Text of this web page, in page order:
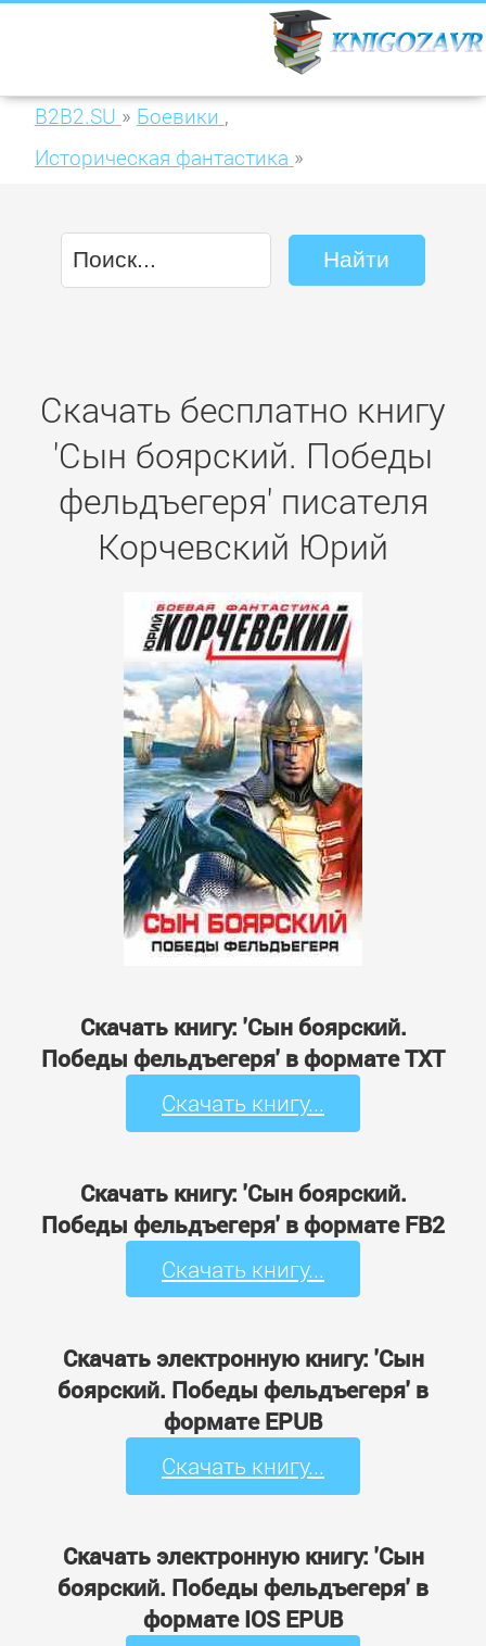
B2B2.SU » Боевики ,
Историческая фантастика »
Скачать бесплатно книгу
'Сын боярский. Победы
фельдъегеря' писателя
Корчевский Юрий
Скачать книгу: 'Сын боярский.
Победы фельдъегеря' в формате TXT
Скачать книгу...
Скачать книгу: 'Сын боярский.
Победы фельдъегеря' в формате FB2
Скачать книгу...
Скачать электронную книгу: 'Сын
боярский. Победы фельдъегеря' в
формате EPUB
Скачать книгу...
Скачать электронную книгу: 'Сын
боярский. Победы фельдъегеря' в
формате IOS EPUB